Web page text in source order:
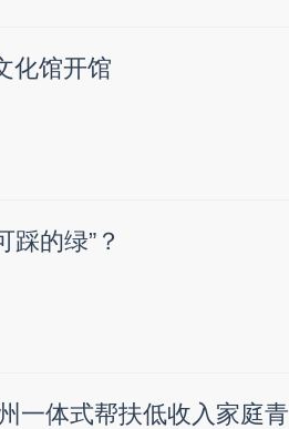
化馆开馆
踩的绿”？
一体式帮扶低收入家庭青